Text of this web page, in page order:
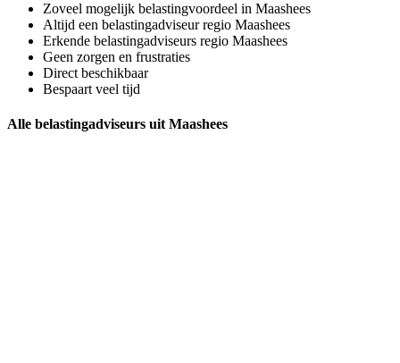
Zoveel mogelijk belastingvoordeel in Maashees
Altijd een belastingadviseur regio Maashees
Erkende belastingadviseurs regio Maashees
Geen zorgen en frustraties
Direct beschikbaar
Bespaart veel tijd
Alle belastingadviseurs uit Maashees